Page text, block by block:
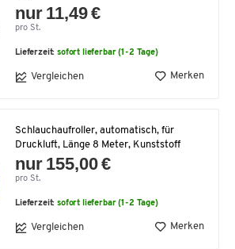
nur 11,49 €
pro St.
Lieferzeit:sofort lieferbar (1-2 Tage)
Vergleichen Merken
Schlauchaufroller, automatisch, für
Druckluft, Länge 8 Meter, Kunststoff
nur 155,00 €
pro St.
Lieferzeit:sofort lieferbar (1-2 Tage)
Vergleichen Merken